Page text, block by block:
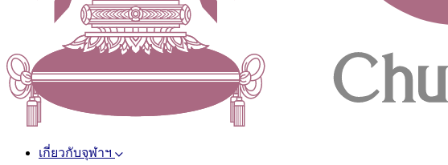
เกี่ยวกับจุฬาฯ